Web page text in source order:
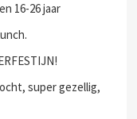
16-26 jaar
super gezellig,